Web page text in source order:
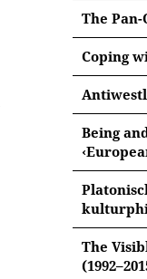
PĂTRU,
The
Coping
JULIA
Being
The